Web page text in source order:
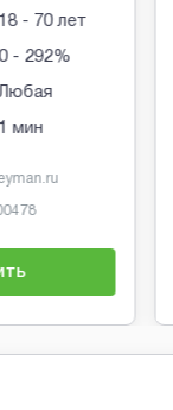
18 - 70 лет
- 292%
Любая
1 мин